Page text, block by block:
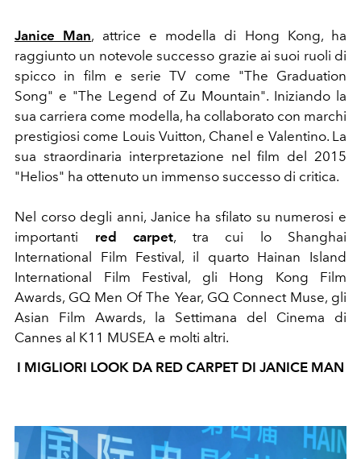
Janice Man, attrice e modella di Hong Kong, ha
raggiunto un notevole successo grazie ai suoi ruoli di
spicco in film e serie TV come "The Graduation
Song" e "The Legend of Zu Mountain". Iniziando la
sua carriera come modella, ha collaborato con marchi
prestigiosi come Louis Vuitton, Chanel e Valentino. La
sua straordinaria interpretazione nel film del 2015
"Helios" ha ottenuto un immenso successo di critica.
Nel corso degli anni, Janice ha sfilato su numerosi e
importanti red carpet, tra cui lo Shanghai
International Film Festival, il quarto Hainan Island
International Film Festival, gli Hong Kong Film
Awards, GQ Men Of The Year, GQ Connect Muse, gli
Asian Film Awards, la Settimana del Cinema di
Cannes al K11 MUSEA e molti altri.
I MIGLIORI LOOK DA RED CARPET DI JANICE MAN